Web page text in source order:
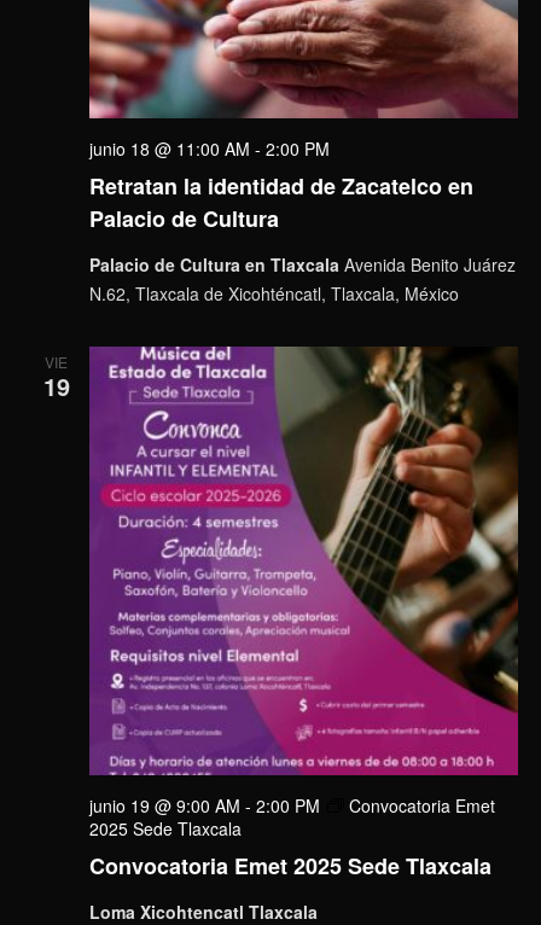
Retratan la identidad de Zacatelco en
Palacio de Cultura
junio 18 @ 11:00 AM - 2:00 PM
Palacio de Cultura en Tlaxcala Avenida Benito Juárez
N.62, Tlaxcala de Xicohténcatl, Tlaxcala, México
VIE
19
Convocatoria Emet 2025 Sede Tlaxcala
junio 19 @ 9:00 AM - 2:00 PM
Convocatoria Emet
2025 Sede Tlaxcala
Loma Xicohtencatl Tlaxcala